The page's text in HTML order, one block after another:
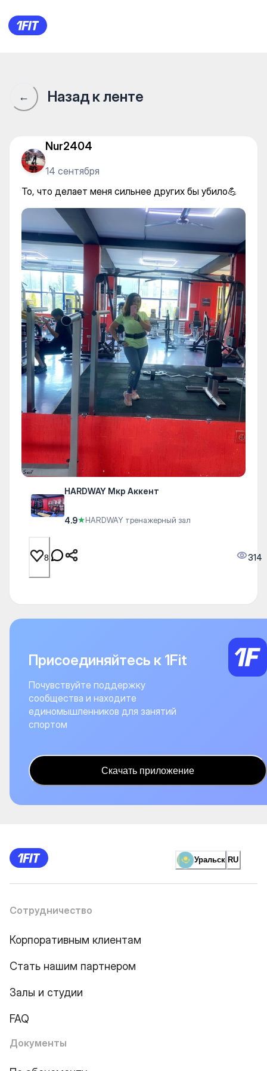
HARDWAY Мкр Аккент —
← Назад к ленте
Nur2404
14 сентября
То, что делает меня сильнее других бы убило💪
HARDWAY Мкр Аккент
4.9★HARDWAY тренажерный зал
8 314
Присоединяйтесь к 1Fit
Почувствуйте поддержку
сообщества и находите
единомышленников для занятий
спортом
Скачать приложение
Уральск RU
Сотрудничество
Корпоративным клиентам
Стать нашим партнером
Залы и студии
FAQ
Документы